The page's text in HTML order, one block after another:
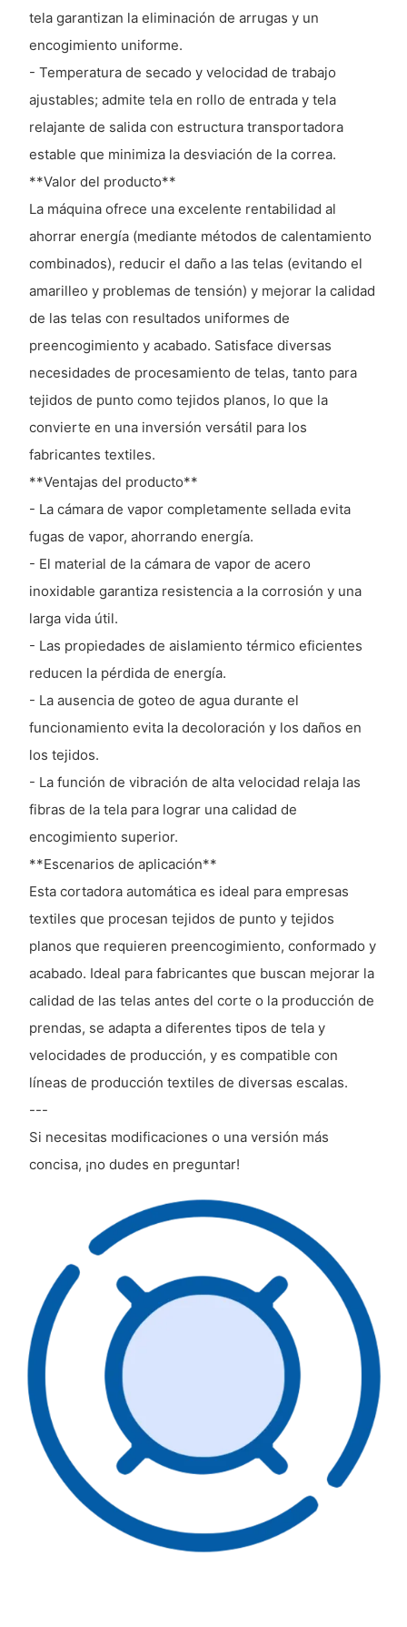
tela garantizan la eliminación de arrugas y un
encogimiento uniforme.
- Temperatura de secado y velocidad de trabajo
ajustables; admite tela en rollo de entrada y tela
relajante de salida con estructura transportadora
estable que minimiza la desviación de la correa.
**Valor del producto**
La máquina ofrece una excelente rentabilidad al
ahorrar energía (mediante métodos de calentamiento
combinados), reducir el daño a las telas (evitando el
amarilleo y problemas de tensión) y mejorar la calidad
de las telas con resultados uniformes de
preencogimiento y acabado. Satisface diversas
necesidades de procesamiento de telas, tanto para
tejidos de punto como tejidos planos, lo que la
convierte en una inversión versátil para los
fabricantes textiles.
**Ventajas del producto**
- La cámara de vapor completamente sellada evita
fugas de vapor, ahorrando energía.
- El material de la cámara de vapor de acero
inoxidable garantiza resistencia a la corrosión y una
larga vida útil.
- Las propiedades de aislamiento térmico eficientes
reducen la pérdida de energía.
- La ausencia de goteo de agua durante el
funcionamiento evita la decoloración y los daños en
los tejidos.
- La función de vibración de alta velocidad relaja las
fibras de la tela para lograr una calidad de
encogimiento superior.
**Escenarios de aplicación**
Esta cortadora automática es ideal para empresas
textiles que procesan tejidos de punto y tejidos
planos que requieren preencogimiento, conformado y
acabado. Ideal para fabricantes que buscan mejorar la
calidad de las telas antes del corte o la producción de
prendas, se adapta a diferentes tipos de tela y
velocidades de producción, y es compatible con
líneas de producción textiles de diversas escalas.
---
Si necesitas modificaciones o una versión más
concisa, ¡no dudes en preguntar!